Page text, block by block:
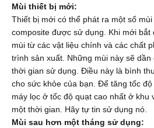
Mùi thiết bị mới:
Thiết bị mới có thể phát ra một số
composite được sử dụng. Khi mới bắt
mùi từ các vật liệu chính và các chất
trình sản xuất. Những mùi này sẽ
thời gian sử dụng. Điều này là bình
cho sức khỏe của bạn. Để tăng tốc
máy lọc ở tốc độ quạt cao nhất ở khu
một thời gian. Hãy tự tin sử dụng nó.
Mùi sau hơn một tháng sử dụng: